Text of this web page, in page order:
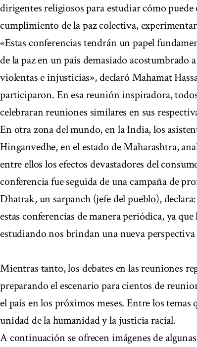
dirigentes religiosos para estudiar cómo
cumplimiento de la paz colectiva,
«Estas conferencias tendrán un papel
de la paz en un país demasiado acostumbrado
violentas e injusticias», declaró Mahamat
participaron. En esa reunión inspiradora,
celebraran reuniones similares en sus
En otra zona del mundo, en la India, los
Hinganvedhe, en el estado de Maharashtra,
entre ellos los efectos devastadores del
conferencia fue seguida de una campaña de
Dhatrak, un sarpanch (jefe del pueblo),
estas conferencias de manera periódica, ya
estudiando nos brindan una nueva
Mientras tanto, los debates en las reuniones
preparando el escenario para cientos de
el país en los próximos meses. Entre los temas
unidad de la humanidad y la justicia racial.
A continuación se ofrecen imágenes de